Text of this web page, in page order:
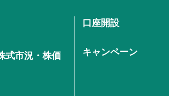
式市況・株価
口座開設
キャンペーン